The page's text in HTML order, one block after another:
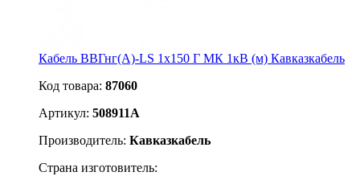
Кабель ВВГнг(А)-LS 1х150 Г МК 1кВ (м) Кавказкабель
Код товара: 87060
Артикул: 508911А
Производитель: Кавказкабель
Страна изготовитель: